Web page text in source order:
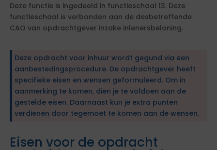
Deze functie is ingedeeld in functieschaal 13. Deze
functieschaal is verbonden aan de desbetreffende
CAO van opdrachtgever inzake inlenersbeloning.
Deze opdracht voor inhuur wordt gegund via een
aanbestedingsprocedure. De opdrachtgever heeft
specifieke eisen en wensen geformuleerd. Om in
aanmerking te komen, dien je te voldoen aan de
gestelde eisen. Daarnaast kun je extra punten
verdienen door tegemoet te komen aan de wensen.
Eisen voor de opdracht